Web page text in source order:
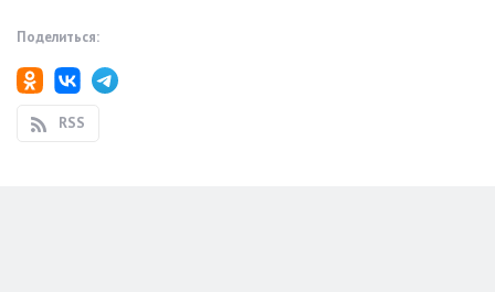
Поделиться:
RSS